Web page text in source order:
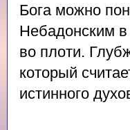
Бога можно
Небадонским в
во плоти.
который
истинного